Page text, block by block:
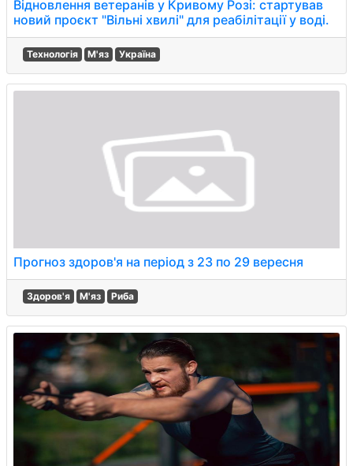
Відновлення ветеранів у Кривому Розі: стартував
новий проєкт "Вільні хвилі" для реабілітації у воді.
Технологія М'яз Україна
Прогноз здоров'я на період з 23 по 29 вересня
Здоров'я М'яз Риба